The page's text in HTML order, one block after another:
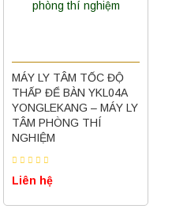
MÁY LY TÂM TỐC ĐỘ
THẤP ĐỂ BÀN YKL04A
YONGLEKANG – MÁY LY
TÂM PHÒNG THÍ
NGHIỆM
Liên hệ